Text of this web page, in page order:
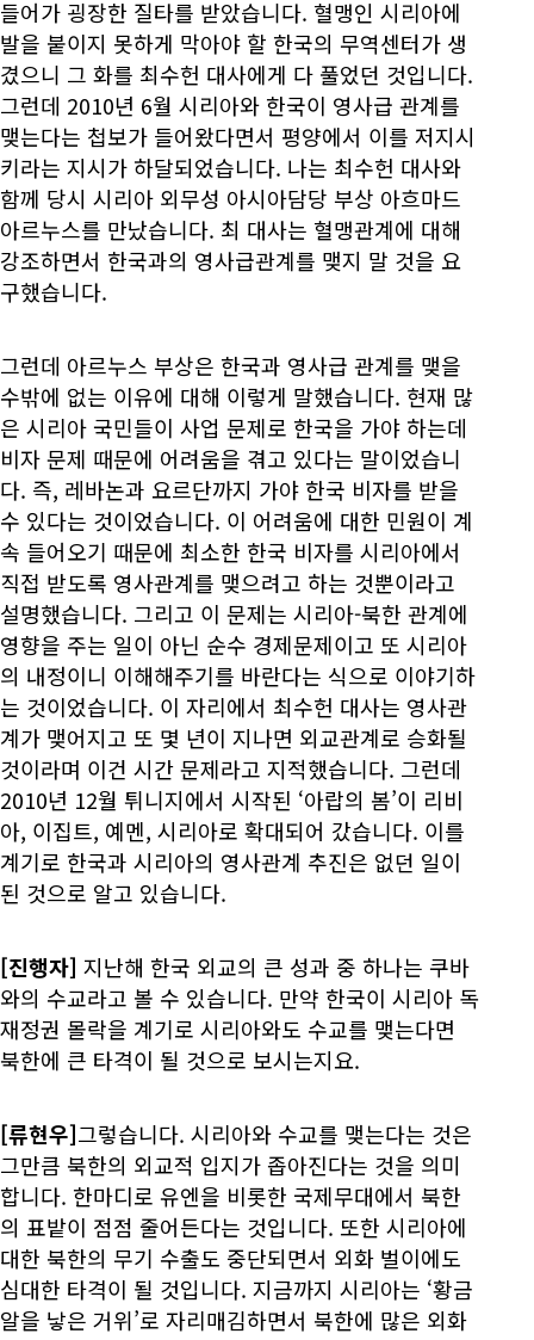
들어가 굉장한 질타를 받았습니다. 혈맹인 시리아에
발을 붙이지 못하게 막아야 할 한국의 무역센터가 생
겼으니 그 화를 최수헌 대사에게 다 풀었던 것입니다.
그런데 2010년 6월 시리아와 한국이 영사급 관계를
맺는다는 첩보가 들어왔다면서 평양에서 이를 저지시
키라는 지시가 하달되었습니다. 나는 최수헌 대사와
함께 당시 시리아 외무성 아시아담당 부상 아흐마드
아르누스를 만났습니다. 최 대사는 혈맹관계에 대해
강조하면서 한국과의 영사급관계를 맺지 말 것을 요
구했습니다.
그런데 아르누스 부상은 한국과 영사급 관계를 맺을
수밖에 없는 이유에 대해 이렇게 말했습니다. 현재 많
은 시리아 국민들이 사업 문제로 한국을 가야 하는데
비자 문제 때문에 어려움을 겪고 있다는 말이었습니
다. 즉, 레바논과 요르단까지 가야 한국 비자를 받을
수 있다는 것이었습니다. 이 어려움에 대한 민원이 계
속 들어오기 때문에 최소한 한국 비자를 시리아에서
직접 받도록 영사관계를 맺으려고 하는 것뿐이라고
설명했습니다. 그리고 이 문제는 시리아-북한 관계에
영향을 주는 일이 아닌 순수 경제문제이고 또 시리아
의 내정이니 이해해주기를 바란다는 식으로 이야기하
는 것이었습니다. 이 자리에서 최수헌 대사는 영사관
계가 맺어지고 또 몇 년이 지나면 외교관계로 승화될
것이라며 이건 시간 문제라고 지적했습니다. 그런데
2010년 12월 튀니지에서 시작된 ‘아랍의 봄’이 리비
아, 이집트, 예멘, 시리아로 확대되어 갔습니다. 이를
계기로 한국과 시리아의 영사관계 추진은 없던 일이
된 것으로 알고 있습니다.
[진행자] 지난해 한국 외교의 큰 성과 중 하나는 쿠바
와의 수교라고 볼 수 있습니다. 만약 한국이 시리아 독
재정권 몰락을 계기로 시리아와도 수교를 맺는다면
북한에 큰 타격이 될 것으로 보시는지요.
[류현우]그렇습니다. 시리아와 수교를 맺는다는 것은
그만큼 북한의 외교적 입지가 좁아진다는 것을 의미
합니다. 한마디로 유엔을 비롯한 국제무대에서 북한
의 표밭이 점점 줄어든다는 것입니다. 또한 시리아에
대한 북한의 무기 수출도 중단되면서 외화 벌이에도
심대한 타격이 될 것입니다. 지금까지 시리아는 ‘황금
알을 낳은 거위’로 자리매김하면서 북한에 많은 외화